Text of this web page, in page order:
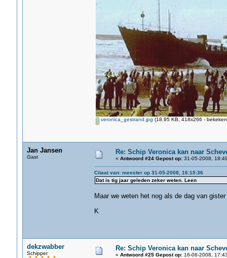
veronica_gestrand.jpg (18.95 KB, 418x266 -
Jan Jansen
Gast
Re: Schip Veronica kan naar
« Antwoord #24 Gepost op:31-05-2008,
Citaat van: meester op 31-05-2008, 16:15:36
Dat is tig jaar geleden zeker weten. Leen
Maar we weten het nog als de dag van gister
K
dekzwabber
Schipper
Re: Schip Veronica kan naar
« Antwoord #25 Gepost op:16-06-2008,